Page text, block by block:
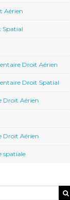
Aérien
Spatial
Droit Aérien
Droit Spatial
Droit Aérien
Droit Aérien
spatiale